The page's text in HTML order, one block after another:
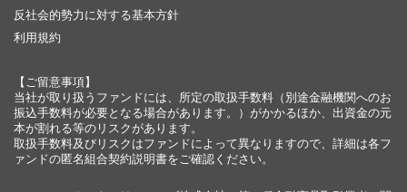
反社会的勢力に対する基本方針
利用規約
【ご留意事項】
当社が取り扱うファンドには、所定の取扱手数料（別途金融機関へのお
振込手数料が必要となる場合があります。）がかかるほか、出資金の元
本が割れる等のリスクがあります。
取扱手数料及びリスクはファンドによって異なりますので、詳細は各フ
ァンドの匿名組合契約説明書をご確認ください。